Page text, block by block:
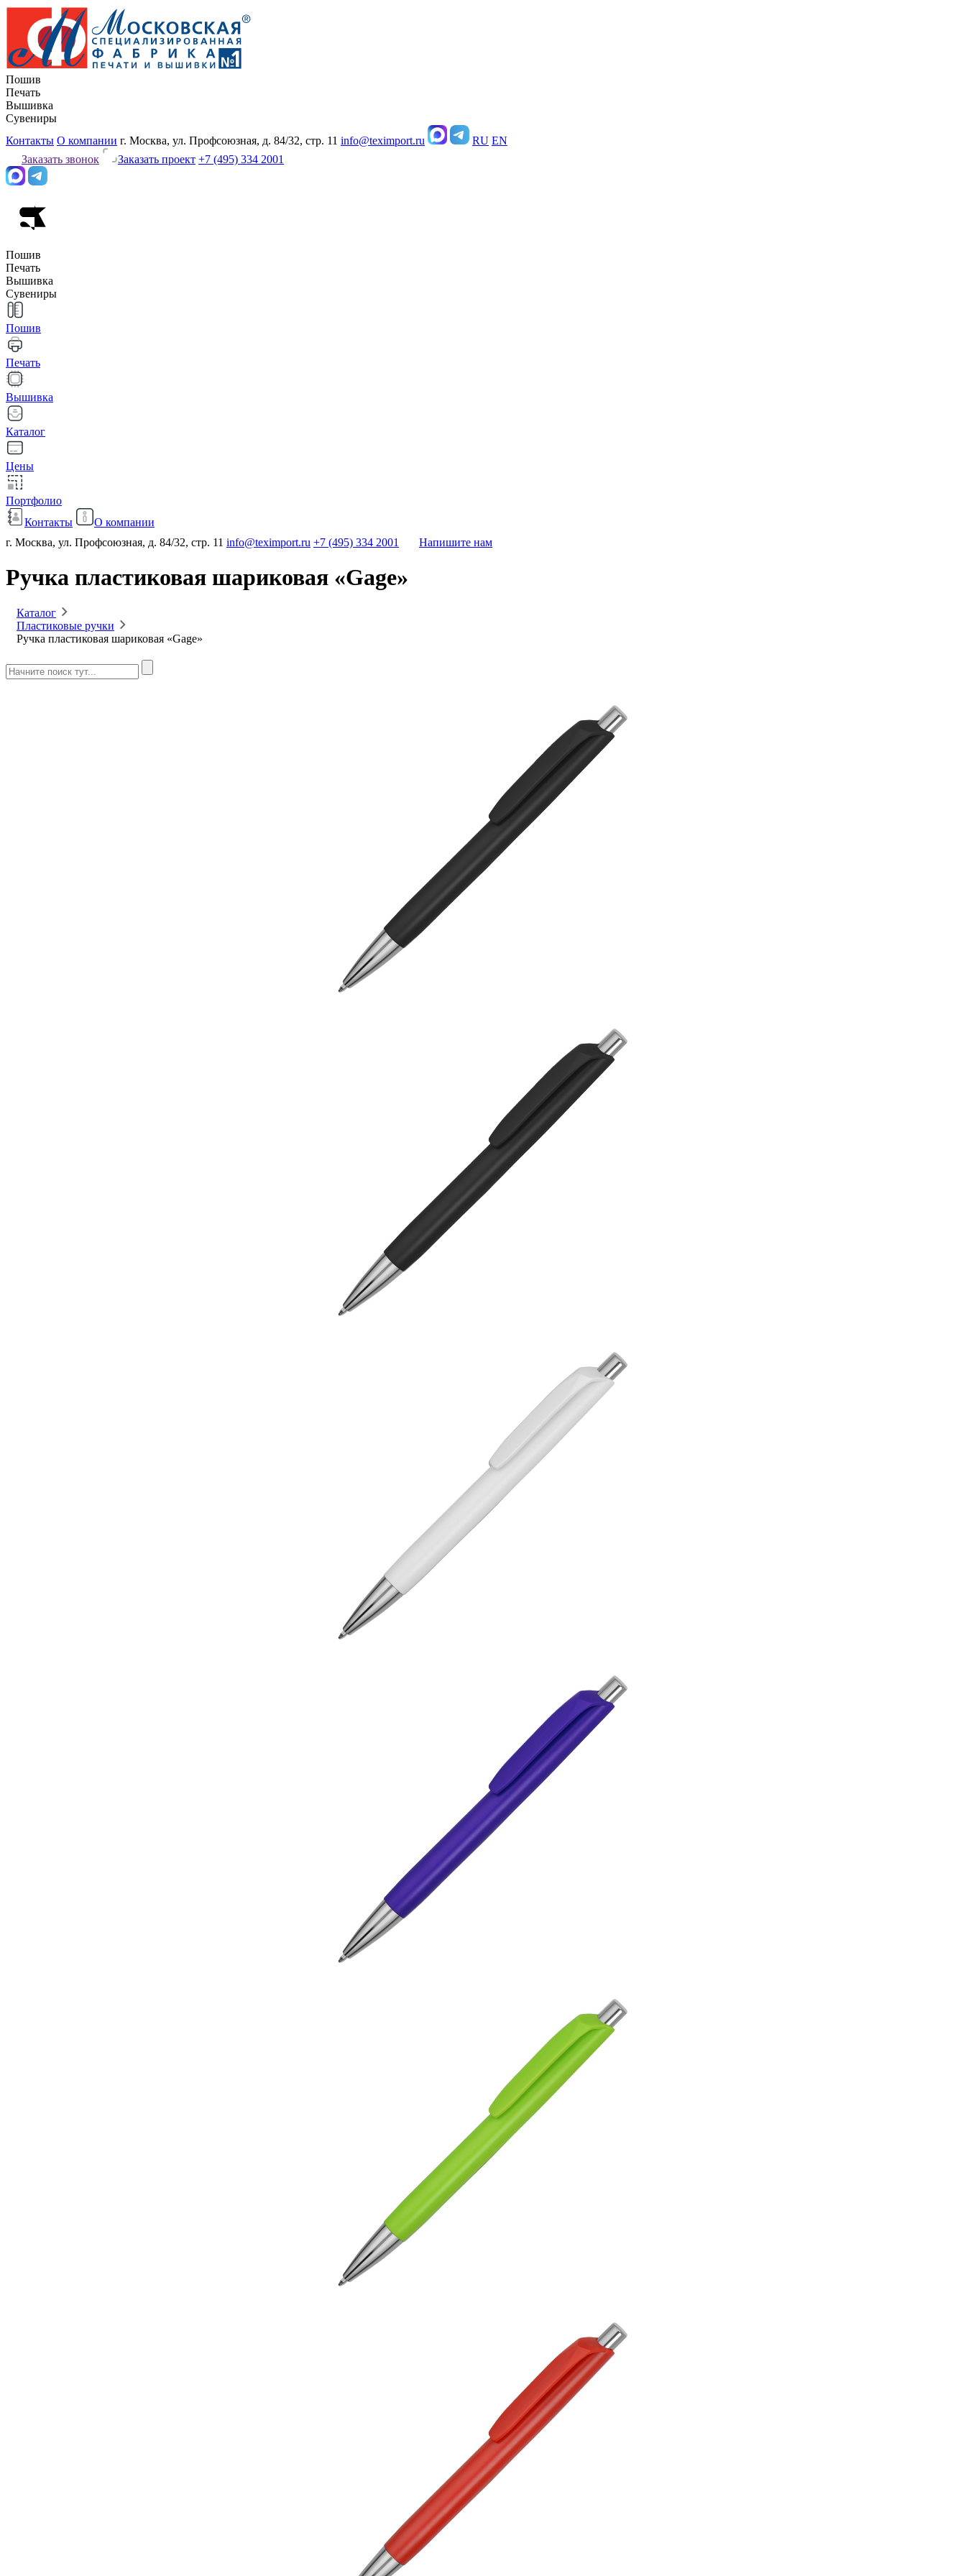
Пошив
Печать
Вышивка
Сувениры
Контакты О компании г. Москва, ул. Профсоюзная, д. 84/32, стр. 11 info@teximport.ru RU EN
Заказать звонок
Заказать проект +7 (495) 334 2001
Пошив
Печать
Вышивка
Сувениры
Пошив
Печать
Вышивка
Каталог
Цены
Портфолио
Контакты
О компании
г. Москва, ул. Профсоюзная, д. 84/32, стр. 11 info@teximport.ru +7 (495) 334 2001 Напишите нам
Ручка пластиковая шариковая «Gage»
Каталог
Пластиковые ручки
Ручка пластиковая шариковая «Gage»